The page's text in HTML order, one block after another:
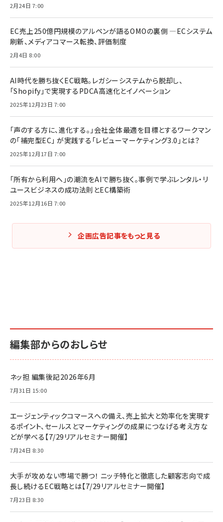
2月24日 7:00
EC売上250億円規模のアルペンが語るOMOの裏側 ―ECシステム
刷新、メディアコマース転換、評価制度
2月4日 8:00
AI時代を勝ち抜くEC戦略。レガシーシステムから脱却し、
「Shopify」で実現するPDCA高速化とイノベーション
2025年12月23日 7:00
「声のする方に、進化する。」会社全体最適を目標とするワークマン
の「補完型EC」 が実践する「レビューマーケティング3.0」とは？
2025年12月17日 7:00
「所有から利用へ」の潮流をAIで勝ち抜く。事例で学ぶレンタル・リ
ユースビジネスの成功法則とEC構築術
2025年12月16日 7:00
企画広告記事をもっと見る
編集部からのおしらせ
ネッ担 編集後記2026年6月
7月31日 15:00
エージェンティックコマースへの備え、売上拡大と効率化を実現す
るポイント、セールスとマーケティングの成果につなげる考え方な
どが学べる【7/29リアルセミナー開催】
7月24日 8:30
大手が攻めない市場で勝つ！ ニッチ特化と徹底した顧客志向で成
長し続けるEC戦略とは【7/29リアルセミナー開催】
7月23日 8:30